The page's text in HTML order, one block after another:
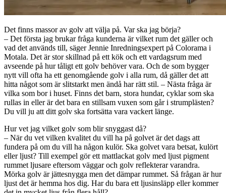
Det finns massor av golv att välja på. Var ska jag börja?
– Det första jag brukar fråga kunderna är vilket rum det gäller och
vad det används till, säger Jennie Inredningsexpert på Colorama i
Motala. Det är stor skillnad på ett kök och ett vardagsrum med
avseende på hur tåligt ett golv behöver vara. Och de som bygger
nytt vill ofta ha ett genomgående golv i alla rum, då gäller det att
hitta något som är slitstarkt men ändå har rätt stil. – Nästa fråga är
vilka som bor i huset. Finns det barn, stora hundar, cyklar som ska
rullas in eller är det bara en stillsam vuxen som går i strumplästen?
Du vill ju att ditt golv ska fortsätta vara vackert länge.
Hur vet jag vilket golv som blir snyggast då?
– När du vet vilken kvalitet du vill ha på golvet är det dags att
fundera på om du vill ha någon kulör. Ska golvet vara betsat, kulört
eller ljust? Till exempel gör ett mattlackat golv med ljust pigment
rummet ljusare eftersom väggar och golv reflekterar varandra.
Mörka golv är jättesnygga men det dämpar rummet. Så frågan är hur
ljust det är hemma hos dig. Har du bara ett ljusinsläpp eller kommer